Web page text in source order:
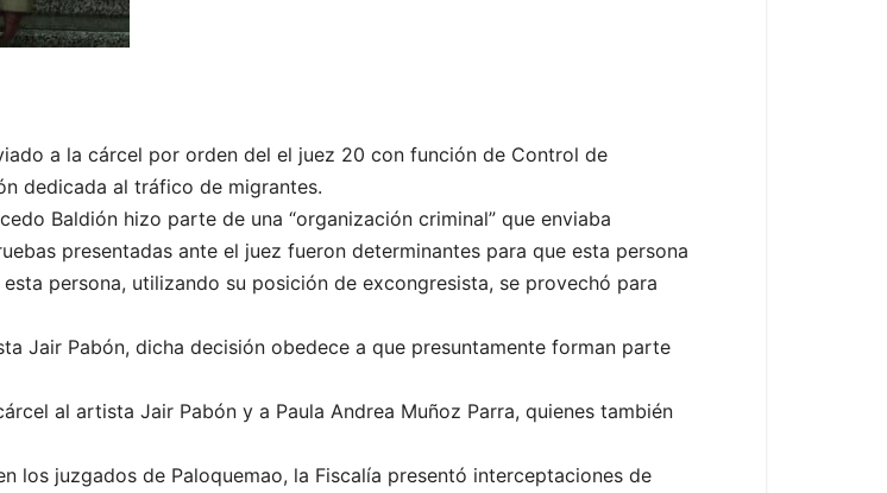
a la cárcel por orden del el juez 20 con función de Control de
dedicada al tráfico de migrantes.
Baldión hizo parte de una “organización criminal” que enviaba
presentadas ante el juez fueron determinantes para que esta persona
persona, utilizando su posición de excongresista, se provechó para
Jair Pabón, dicha decisión obedece a que presuntamente forman parte
al artista Jair Pabón y a Paula Andrea Muñoz Parra, quienes también
los juzgados de Paloquemao, la Fiscalía presentó interceptaciones de